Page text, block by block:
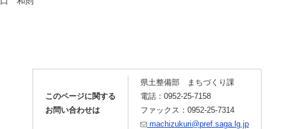
このページに関する
お問い合わせは
県土整備部 まちづくり課
電話：0952-25-7158
ファックス：0952-25-7314
machizukuri@pref.saga.lg.jp